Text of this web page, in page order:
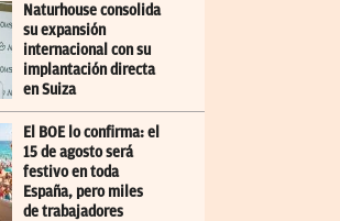
Naturhouse consolida
su expansión
internacional con su
implantación directa
en Suiza
El BOE lo confirma: el
15 de agosto será
festivo en toda
España, pero miles
de trabajadores